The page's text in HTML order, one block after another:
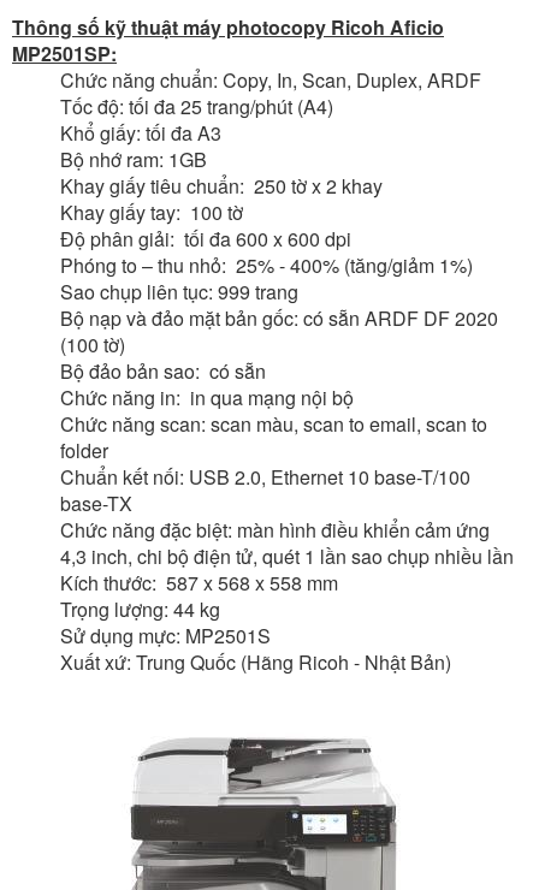
Xuất xứ:Trung Quốc (Hãng Ricoh - Nhật Bản)
Bảo hành:12 tháng (theo số bản chụp)
Giao hàng:Miễn phí phạm vi TP.HCM
Thông số kỹ thuật máy photocopy Ricoh Aficio
MP2501SP:
Chức năng chuẩn: Copy, In, Scan, Duplex, ARDF
Tốc độ: tối đa 25 trang/phút (A4)
Khổ giấy: tối đa A3
Bộ nhớ ram: 1GB
Khay giấy tiêu chuẩn: 250 tờ x 2 khay
Khay giấy tay: 100 tờ
Độ phân giải: tối đa 600 x 600 dpi
Phóng to – thu nhỏ: 25% - 400% (tăng/giảm 1%)
Sao chụp liên tục: 999 trang
Bộ nạp và đảo mặt bản gốc: có sẵn ARDF DF 2020
(100 tờ)
Bộ đảo bản sao: có sẵn
Chức năng in: in qua mạng nội bộ
Chức năng scan: scan màu, scan to email, scan to
folder
Chuẩn kết nối: USB 2.0, Ethernet 10 base-T/100
base-TX
Chức năng đặc biệt: màn hình điều khiển cảm ứng
4,3 inch, chi bộ điện tử, quét 1 lần sao chụp nhiều lần
Kích thước: 587 x 568 x 558 mm
Trọng lượng: 44 kg
Sử dụng mực: MP2501S
Xuất xứ: Trung Quốc (Hãng Ricoh - Nhật Bản)